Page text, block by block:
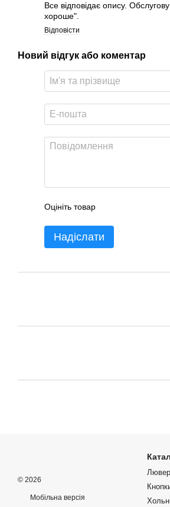
Все відповідає опису.
хороше".
Відповісти
Новий відгук або коментар
Оцініть товар
Надіслати
© 2026
Мобільна версія